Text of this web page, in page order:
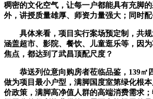
稠密的文化空气，让每一户都能具有充脚
外，讲授质量雄厚、师资力量强大；同时配
具体来看，项目实行案场预定制，共规
涵盖超市、影院、餐饮、儿童逛乐等，因
焦点，都达到了武昌顶配尺度？
恭送列位意向购房者莅临品鉴，139㎡
做为项目最小户型，满脚国度室第绿化根
价政策，满脚高净值人群的高端消费需求